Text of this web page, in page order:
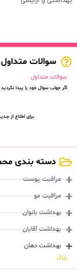
سوالات متداول
سوالات متداول
اگر جواب سوال خود را پیدا
برای اطلاع از
دسته بندی
مراقبت پوست
مراقبت مو
بهداشت بانوان
بهداشت آقایان
بهداشت دهان
بلاگ